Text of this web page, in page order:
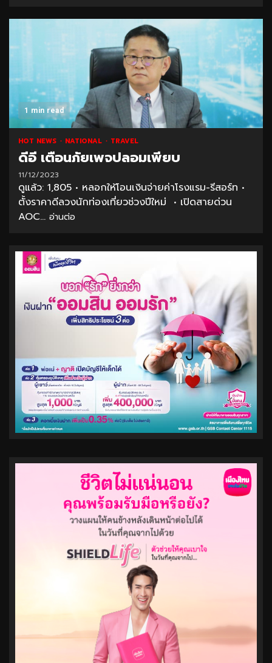
1 min read
HOT NEWS NATIONAL TRAVEL
ดีอี เตือนภัยเพจปลอมเพียบ
11/12/2023
ดูแล้ว: 1,805 • หลอกให้โอนเงินจ่ายค่าโรงแรม-รีสอร์ท •
ตั้งราคาดีลวงนักท่องเที่ยวช่วงปีใหม่ • เปิดสายด่วน
AOC... อ่านต่อ